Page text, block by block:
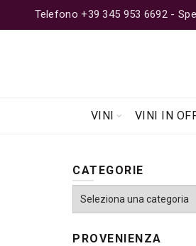
Telefono +39 345 953 6692 -
VINI VINI IN
CATEGORIE
PROVENIENZA